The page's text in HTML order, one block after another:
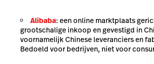
Alibaba: een online marktplaats
grootschalige inkoop en gevestigd in
voornamelijk Chinese leveranciers en
Bedoeld voor bedrijven, niet voor